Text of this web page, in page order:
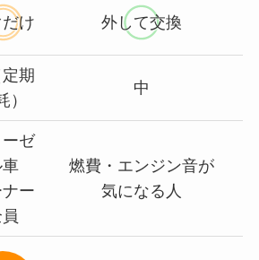
け 外して交換
期
）
中
ゼ
車
ー
燃費・エンジン音が
気になる人